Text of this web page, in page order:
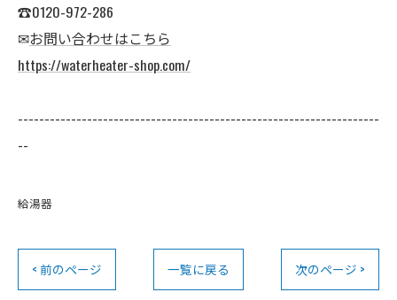
☎0120-972-286
✉お問い合わせはこちら
https://waterheater-shop.com/
--------------------------------------------------------------------
--
給湯器
< 前のページ 一覧に戻る 次のページ >